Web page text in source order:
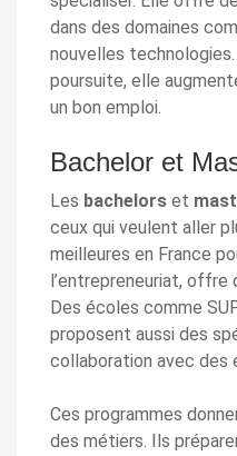
dans des domaines
nouvelles
poursuite, elle
un bon emploi.
Bachelor et
Les bachelors et
ceux qui veulent aller
meilleures en France
l’entrepreneuriat,
Des écoles comme
proposent aussi des
collaboration avec des
Ces programmes
des métiers. Ils